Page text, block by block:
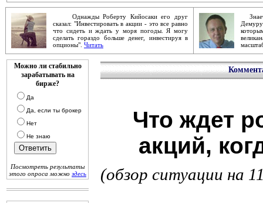
Однажды Роберту Кийосаки его друг
сказал: "Инвестировать в акции - это все равно
что сидеть и ждать у моря погоды. Я могу
сделать гораздо больше денег, инвестируя в
опционы". Читать
Можно ли стабильно
зарабатывать на
бирже?
Да
Да, если ты брокер
Нет
Не знаю
Посмотреть результаты
этого опроса можно здесь
Что ждет
акций,
(обзор ситуации на